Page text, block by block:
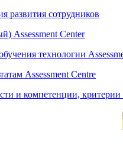
развития сотрудников
Assessment Center
технологии
Assessment Centre
и компетенции,